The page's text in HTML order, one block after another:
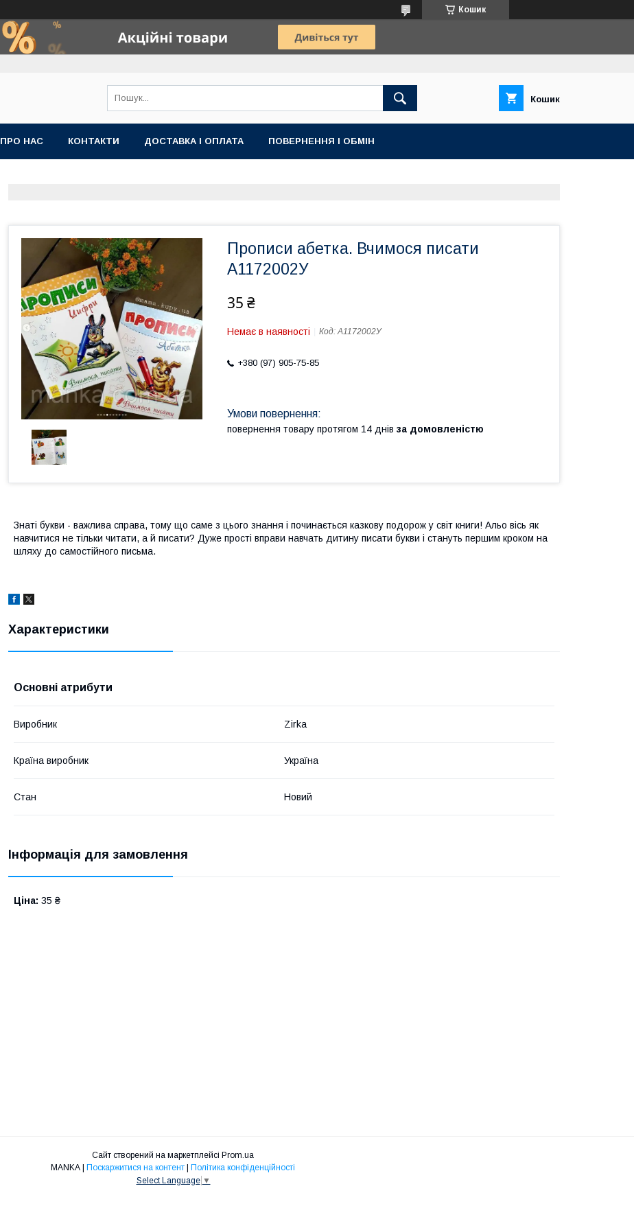
Кошик
Кошик
ПРО НАС КОНТАКТИ ДОСТАВКА І ОПЛАТА ПОВЕРНЕННЯ І ОБМІН
Прописи абетка. Вчимося писати
А1172002У
35 ₴
Немає в наявності Код:А1172002У
+380 (97) 905-75-85
повернення товару протягом 14 днів за домовленістю
Знаті букви - важлива справа, тому що саме з цього знання і починається казкову подорож у світ книги! Альо вісь як
навчитися не тільки читати, а й писати? Дуже прості вправи навчать дитину писати букви і стануть першим кроком на
шляху до самостійного письма.
Характеристики
Основні атрибути
Виробник Zirka
Країна виробник Україна
Стан Новий
Інформація для замовлення
Ціна: 35 ₴
Сайт створений на маркетплейсі Prom.ua
Поскаржитися на контент
Політика конфіденційності
Select Language ▼